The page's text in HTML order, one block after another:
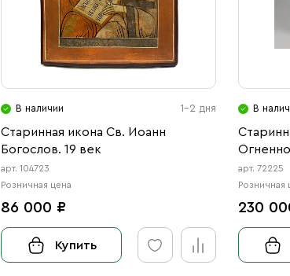
В наличии 1-2 дня
Старинная икона Св. Иоанн
Богослов. 19 век
арт. 104723
Розничная цена
86 000 ₽
Купить
В
арт. 72225
Розничная
230